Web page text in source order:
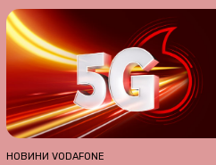
НОВИНИ VODAFONE